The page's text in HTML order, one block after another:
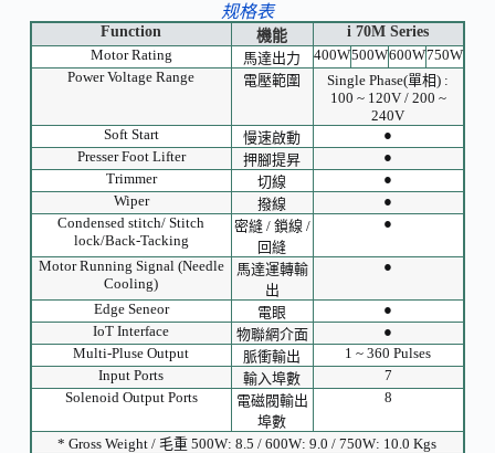
规格表
Function 機能
i 70M Series
Motor Rating
馬達出力 400W500W600W750W
Power Voltage Range
電壓範圍
Single Phase(單相) :
100 ~ 120V / 200 ~
240V
Soft Start
慢速啟動
●
Presser Foot Lifter
押腳提昇
●
Trimmer
切線
●
Wiper
撥線
●
Condensed stitch/ Stitch
lock/Back-Tacking
密縫 / 鎖線 /
回縫
●
Motor Running Signal (Needle
Cooling)
馬達運轉輸
出
●
Edge Seneor 電眼
●
IoT Interface
物聯網介面
●
Multi-Pluse Output
脈衝輸出
1 ~ 360 Pulses
Input Ports
輸入埠數
7
Solenoid Output Ports
電磁閥輸出
埠數
8
* Gross Weight / 毛重 500W: 8.5 / 600W: 9.0 / 750W: 10.0 Kgs